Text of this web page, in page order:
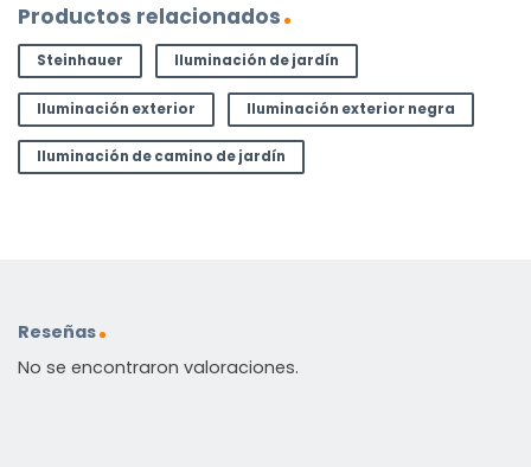
Productos relacionados
Steinhauer Iluminación de jardín
Iluminación exterior Iluminación exterior negra
Iluminación de camino de jardín
Reseñas
No se encontraron valoraciones.